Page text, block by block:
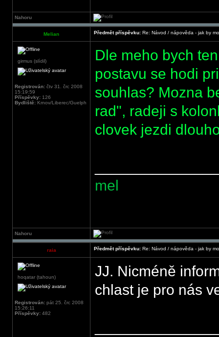
Nahoru
Melian Předmět příspěvku: Re: Návod / nápověda - jak by
girmus (slídil)
Registrován: čtv 31. črc 2008
15:19:59
Příspěvky: 126
Bydliště: Krnov/Liberec/Guelph
Dle meho bych
postavu se hodi
souhlas? Mozna
rad", radeji s
clovek jezdi
mel
Nahoru
raia Předmět příspěvku: Re: Návod / nápověda - jak by
hoqatar (tahoun)
Registrován: pát 25. črc 2008
15:26:11
Příspěvky: 482
JJ. Nicméně
chlast je pro nás